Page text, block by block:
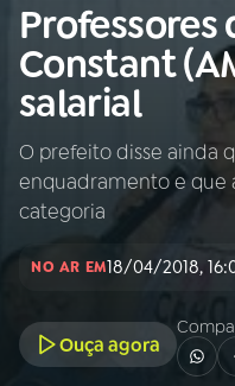
Buscar
na
Rádio
Nacional
INÍCIO
Professores
Constant
salarial
O prefeito disse ainda
enquadramento e que
categoria
NO AR EM18/04/2018,
Ouça agora